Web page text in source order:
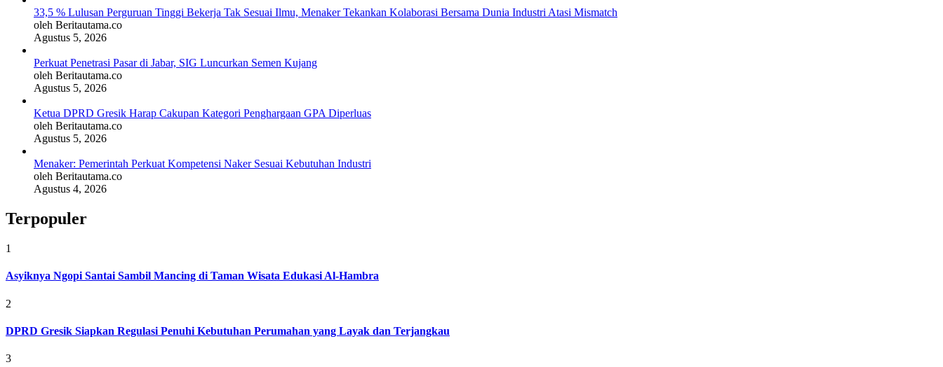
33,5 % Lulusan Perguruan Tinggi Bekerja Tak Sesuai Ilmu, Menaker Tekankan Kolaborasi Bersama Dunia Industri Atasi Mismatch
oleh Beritautama.co
Agustus 5, 2026
Perkuat Penetrasi Pasar di Jabar, SIG Luncurkan Semen Kujang
oleh Beritautama.co
Agustus 5, 2026
Ketua DPRD Gresik Harap Cakupan Kategori Penghargaan GPA Diperluas
oleh Beritautama.co
Agustus 5, 2026
Menaker: Pemerintah Perkuat Kompetensi Naker Sesuai Kebutuhan Industri
oleh Beritautama.co
Agustus 4, 2026
Terpopuler
1
Asyiknya Ngopi Santai Sambil Mancing di Taman Wisata Edukasi Al-Hambra
2
DPRD Gresik Siapkan Regulasi Penuhi Kebutuhan Perumahan yang Layak dan Terjangkau
3